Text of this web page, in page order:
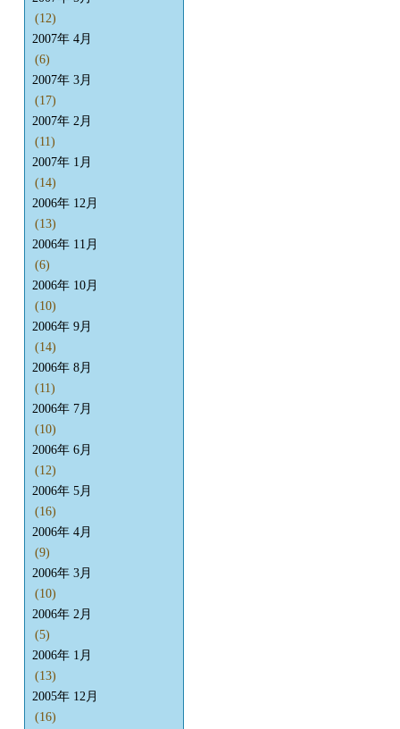
(12)
2007年 4月
(6)
2007年 3月
(17)
2007年 2月
(11)
2007年 1月
(14)
2006年 12月
(13)
2006年 11月
(6)
2006年 10月
(10)
2006年 9月
(14)
2006年 8月
(11)
2006年 7月
(10)
2006年 6月
(12)
2006年 5月
(16)
2006年 4月
(9)
2006年 3月
(10)
2006年 2月
(5)
2006年 1月
(13)
2005年 12月
(16)